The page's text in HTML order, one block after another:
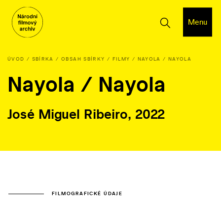
Menu
ÚVOD SBÍRKA OBSAH SBÍRKY FILMY NAYOLA / NAYOLA
Nayola / Nayola
José Miguel Ribeiro, 2022
FILMOGRAFICKÉ ÚDAJE